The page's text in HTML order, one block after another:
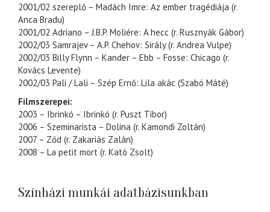
2001/02 szereplő – Madách Imre: Az ember tragédiája (r.
Anca Bradu)
2001/02 Adriano – J.B.P. Moliére: A hecc (r. Rusznyák Gábor)
2002/03 Samrajev – A.P. Chehov: Sirály (r. Andrea Vulpe)
2002/03 Billy Flynn – Kander – Ebb – Fosse: Chicago (r.
Kovács Levente)
2002/03 Pali / Lali – Szép Ernő: Lila akác (Szabó Máté)
Filmszerepei:
2003 – Ibrinkó – Ibrinkó (r. Puszt Tibor)
2006 – Szeminarista – Dolina (r. Kamondi Zoltán)
2007 – Ződ (r. Zakariás Zalán)
2008 – La petit mort (r. Kató Zsolt)
Színházi munkái adatbázisunkban